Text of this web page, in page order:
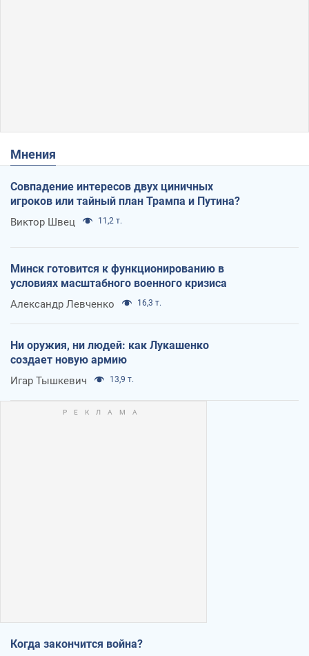
Мнения
Совпадение интересов двух циничных
игроков или тайный план Трампа и Путина?
Виктор Швец 11,2 т.
Минск готовится к функционированию в
условиях масштабного военного кризиса
Александр Левченко 16,3 т.
Ни оружия, ни людей: как Лукашенко
создает новую армию
Игар Тышкевич 13,9 т.
Когда закончится война?